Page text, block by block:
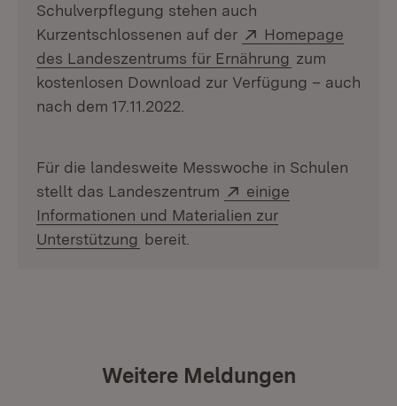
Schulverpflegung stehen auch
Kurzentschlossenen auf der
Extern:
Homepage
des Landeszentrums für Ernährung (Öffnet in
zum
kostenlosen Download zur Verfügung – auch
nach dem 17.11.2022.
Für die landesweite Messwoche in Schulen
stellt das Landeszentrum
Extern:
einige
Informationen und Materialien zur
Unterstützung (Öffnet in neuem Fenster)
bereit.
Weitere Meldungen